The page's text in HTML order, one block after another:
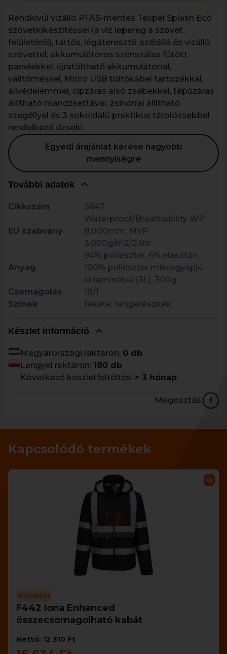
Rendkívül vízálló PFAS-mentes Texpel Splash Eco
szövetkikészítéssel (a víz lepereg a szövet
felületéről), tartós, légáteresztő, szélálló és vízálló
szövettel, akkumulátoros szénszálas fűtött
panelekkel, újratölthető akkumulátorral,
válltöméssel, Micro USB töltőkábel tartozékkal,
állvédelemmel, cipzáras alsó zsebekkel, tépőzáras
állítható mandzsettával, zsinórral állítható
szegéllyel és 3 sokoldalú praktikus tárolózsebbel
rendelkező dzseki.
Egyedi árajánlat kérése nagyobb
mennyiségre
További adatok
Cikkszám S647
EU szabvány
Waterproof/Breathability WP
8,000mm, MVP
3,000g/m2/24hr
Anyag
94% poliészter, 6% elasztán
100% poliészter mikrogyapjú-
ra laminálva (3L), 300g
Csomagolás
10/1
Színek
fekete, tengerészkék
Készlet információ
Magyarországi raktáron: 0 db
Lengyel raktáron: 180 db
Következő készletfeltöltés: > 3 hónap
Megosztás:
Kapcsolódó termékek
Új
Portwest
F442 Iona Enhanced
összecsomagolható kabát
Nettó: 12 310 Ft